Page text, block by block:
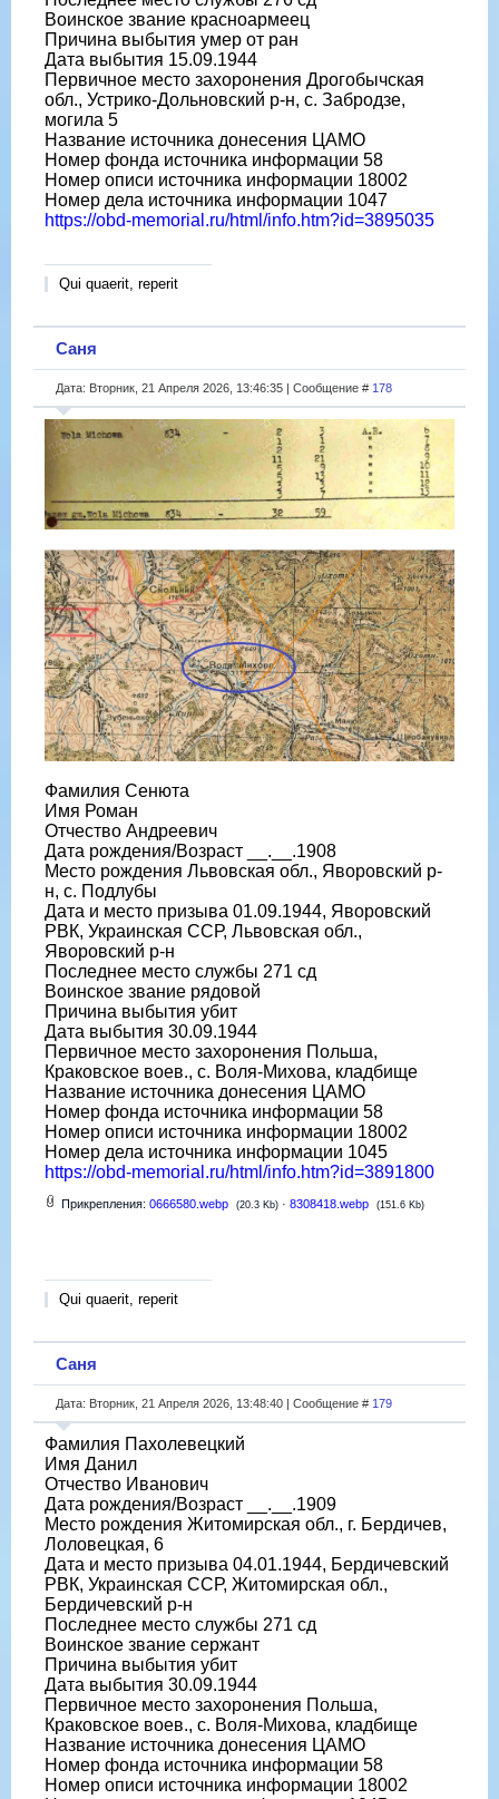
Воинское звание красноармеец
Причина выбытия умер от ран
Дата выбытия 15.09.1944
Первичное место захоронения Дрогобычская
обл., Устрико-Дольновский р-н, с. Забродзе,
могила 5
Название источника донесения ЦАМО
Номер фонда источника информации 58
Номер описи источника информации 18002
Номер дела источника информации 1047
https://obd-memorial.ru/html/info.htm?id=3895035
Qui quaerit, reperit
Саня
Дата: Вторник, 21 Апреля 2026, 13:46:35 | Сообщение # 178
Фамилия Сенюта
Имя Роман
Отчество Андреевич
Дата рождения/Возраст __.__.1908
Место рождения Львовская обл., Яворовский р-
н, с. Подлубы
Дата и место призыва 01.09.1944, Яворовский
РВК, Украинская ССР, Львовская обл.,
Яворовский р-н
Последнее место службы 271 сд
Воинское звание рядовой
Причина выбытия убит
Дата выбытия 30.09.1944
Первичное место захоронения Польша,
Краковское воев., с. Воля-Михова, кладбище
Название источника донесения ЦАМО
Номер фонда источника информации 58
Номер описи источника информации 18002
Номер дела источника информации 1045
https://obd-memorial.ru/html/info.htm?id=3891800
Прикрепления: 0666580.webp (20.3 Kb) · 8308418.webp (151.6 Kb)
Qui quaerit, reperit
Саня
Дата: Вторник, 21 Апреля 2026, 13:48:40 | Сообщение # 179
Фамилия Пахолевецкий
Имя Данил
Отчество Иванович
Дата рождения/Возраст __.__.1909
Место рождения Житомирская обл., г. Бердичев,
Лоловецкая, 6
Дата и место призыва 04.01.1944, Бердичевский
РВК, Украинская ССР, Житомирская обл.,
Бердичевский р-н
Последнее место службы 271 сд
Воинское звание сержант
Причина выбытия убит
Дата выбытия 30.09.1944
Первичное место захоронения Польша,
Краковское воев., с. Воля-Михова, кладбище
Название источника донесения ЦАМО
Номер фонда источника информации 58
Номер описи источника информации 18002